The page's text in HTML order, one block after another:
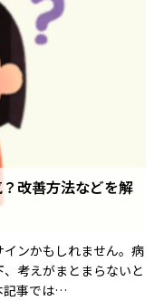
改善方法などを解
ンかもしれません。病
考えがまとまらないと
記事では…
行支援サービス